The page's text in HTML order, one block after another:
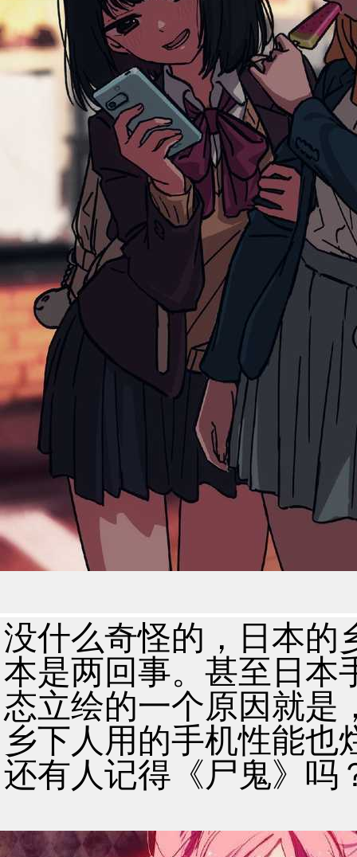
没什么奇怪的，日本的
本是两回事。甚至日本
态立绘的一个原因就是
乡下人用的手机性能也
还有人记得《尸鬼》吗